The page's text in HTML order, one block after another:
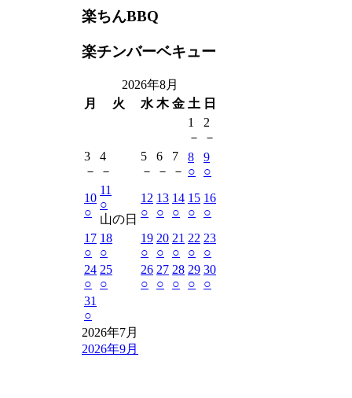
楽ちんBBQ
楽チンバーベキュー
2026年8月
月
火 水 木 金 土 日
1
－
2
－
3
－
4
－
5
－
6
－
7
－
8
○
9
○
10
○
11
○
山の日
12
○
13
○
14
○
15
○
16
○
17
○
18
○
19
○
20
○
21
○
22
○
23
○
24
○
25
○
26
○
27
○
28
○
29
○
30
○
31
○
2026年7月
2026年9月